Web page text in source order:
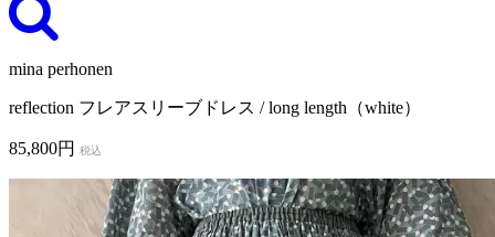
mina perhonen
reflection フレアスリーブドレス / long length（white）
85,800円 税込